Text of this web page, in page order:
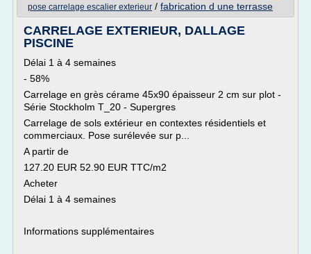
pose carrelage escalier exterieur / fabrication d une terrasse
CARRELAGE EXTERIEUR, DALLAGE
PISCINE
Délai 1 à 4 semaines
- 58%
Carrelage en grès cérame 45x90 épaisseur 2 cm sur plot -
Série Stockholm T_20 - Supergres
Carrelage de sols extérieur en contextes résidentiels et
commerciaux. Pose surélevée sur p...
A partir de
127.20 EUR 52.90 EUR TTC/m2
Acheter
Délai 1 à 4 semaines
Informations supplémentaires